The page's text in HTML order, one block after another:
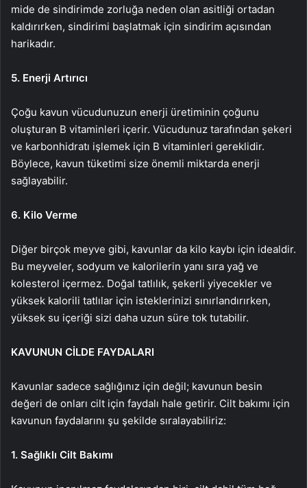
mide de sindirimde zorluğa neden olan asitliği ortadan
kaldırırken, sindirimi başlatmak için sindirim açısından
harikadır.
5. Enerji Artırıcı
Çoğu kavun vücudunuzun enerji üretiminin çoğunu
oluşturan B vitaminleri içerir. Vücudunuz tarafından şekeri
ve karbonhidratı işlemek için B vitaminleri gereklidir.
Böylece, kavun tüketimi size önemli miktarda enerji
sağlayabilir.
6. Kilo Verme
Diğer birçok meyve gibi, kavunlar da kilo kaybı için idealdir.
Bu meyveler, sodyum ve kalorilerin yanı sıra yağ ve
kolesterol içermez. Doğal tatlılık, şekerli yiyecekler ve
yüksek kalorili tatlılar için isteklerinizi sınırlandırırken,
yüksek su içeriği sizi daha uzun süre tok tutabilir.
KAVUNUN CİLDE FAYDALARI
Kavunlar sadece sağlığınız için değil; kavunun besin
değeri de onları cilt için faydalı hale getirir. Cilt bakımı için
kavunun faydalarını şu şekilde sıralayabiliriz:
1. Sağlıklı Cilt Bakımı